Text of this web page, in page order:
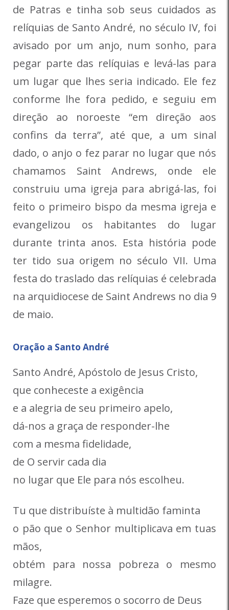
de Patras e tinha sob seus cuidados as
relíquias de Santo André, no século IV, foi
avisado por um anjo, num sonho, para
pegar parte das relíquias e levá-las para
um lugar que lhes seria indicado. Ele fez
conforme lhe fora pedido, e seguiu em
direção ao noroeste “em direção aos
confins da terra”, até que, a um sinal
dado, o anjo o fez parar no lugar que nós
chamamos Saint Andrews, onde ele
construiu uma igreja para abrigá-las, foi
feito o primeiro bispo da mesma igreja e
evangelizou os habitantes do lugar
durante trinta anos. Esta história pode
ter tido sua origem no século VII. Uma
festa do traslado das relíquias é celebrada
na arquidiocese de Saint Andrews no dia 9
de maio.
Oração a Santo André
Santo André, Apóstolo de Jesus Cristo,
que conheceste a exigência
e a alegria de seu primeiro apelo,
dá-nos a graça de responder-lhe
com a mesma fidelidade,
de O servir cada dia
no lugar que Ele para nós escolheu.
Tu que distribuíste à multidão faminta
o pão que o Senhor multiplicava em tuas
mãos,
obtém para nossa pobreza o mesmo
milagre.
Faze que esperemos o socorro de Deus